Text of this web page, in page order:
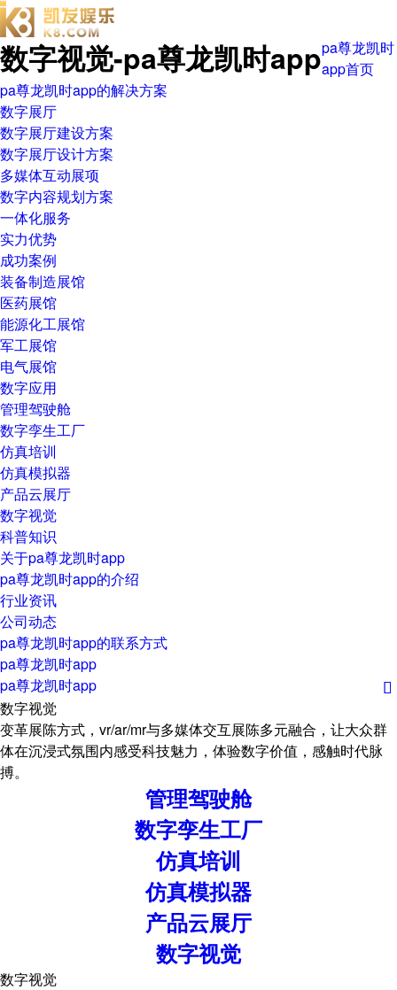
数字视觉-pa尊龙凯时apppa尊龙凯时
app首页
pa尊龙凯时app的解决方案
数字展厅
数字展厅建设方案
数字展厅设计方案
多媒体互动展项
数字内容规划方案
一体化服务
实力优势
成功案例
装备制造展馆
医药展馆
能源化工展馆
军工展馆
电气展馆
数字应用
管理驾驶舱
数字孪生工厂
仿真培训
仿真模拟器
产品云展厅
数字视觉
科普知识
关于pa尊龙凯时app
pa尊龙凯时app的介绍
行业资讯
公司动态
pa尊龙凯时app的联系方式
pa尊龙凯时app

pa尊龙凯时app
数字视觉
变革展陈方式，vr/ar/mr与多媒体交互展陈多元融合，让大众群
体在沉浸式氛围内感受科技魅力，体验数字价值，感触时代脉
搏。
管理驾驶舱
数字孪生工厂
仿真培训
仿真模拟器
产品云展厅
数字视觉
数字视觉